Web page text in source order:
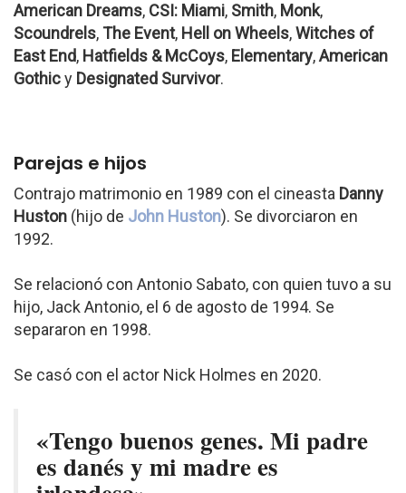
American Dreams, CSI: Miami, Smith, Monk,
Scoundrels, The Event, Hell on Wheels,Witches of
East End, Hatfields & McCoys, Elementary,American
Gothicy Designated Survivor.
Parejas e hijos
Contrajo matrimonio en 1989 con el cineasta Danny
Huston (hijo de John Huston). Se divorciaron en
1992.
Se relacionó con Antonio Sabato, con quien tuvo a su
hijo, Jack Antonio, el 6 de agosto de 1994. Se
separaron en 1998.
Se casó con el actor Nick Holmes en 2020.
«Tengo buenos genes. Mi padre
es danés y mi madre es